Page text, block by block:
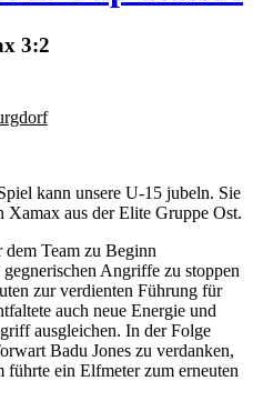
3:2
kann unsere U-15 jubeln. Sie
Xamax aus der Elite Gruppe Ost.
Team zu Beginn
Angriffe zu stoppen
zur verdienten Führung für
auch neue Energie und
ausgleichen. In der Folge
Badu Jones zu verdanken,
führte ein Elfmeter zum erneuten